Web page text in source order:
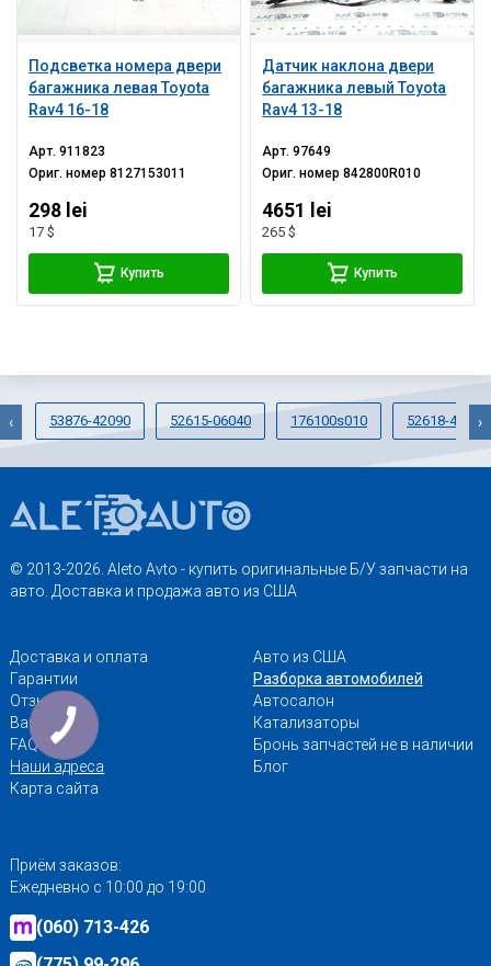
Подсветка номера двери
багажника левая Toyota
Rav4 16-18
Арт.911823
Ориг. номер8127153011
298 lei
17 $
Купить
Датчик наклона двери
багажника левый Toyota
Rav4 13-18
Арт.97649
Ориг. номер842800R010
4651 lei
265 $
Купить
53876-42090 52615-06040 176100s010 52618-47010
‹ ›
© 2013-2026. Aleto Avto - купить оригинальные Б/У запчасти на
авто. Доставка и продажа авто из США
Доставка и оплата
Гарантии
Отзывы
Вакансии
FAQ
Наши адреса
Карта сайта
Авто из США
Разборка автомобилей
Автосалон
Катализаторы
Бронь запчастей не в наличии
Блог
Приём заказов:
Ежедневно с 10:00 до 19:00
(060) 713-426